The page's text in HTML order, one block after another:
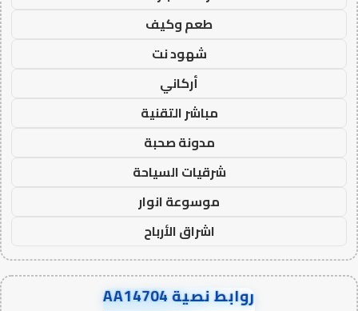
طعم وكيف
شهود نت
أركاني
مباشر التقنية
مدونة صحبة
شرقيات السياحة
موسوعة انوار
اشراق الأرباح
روابط نصية AA14704